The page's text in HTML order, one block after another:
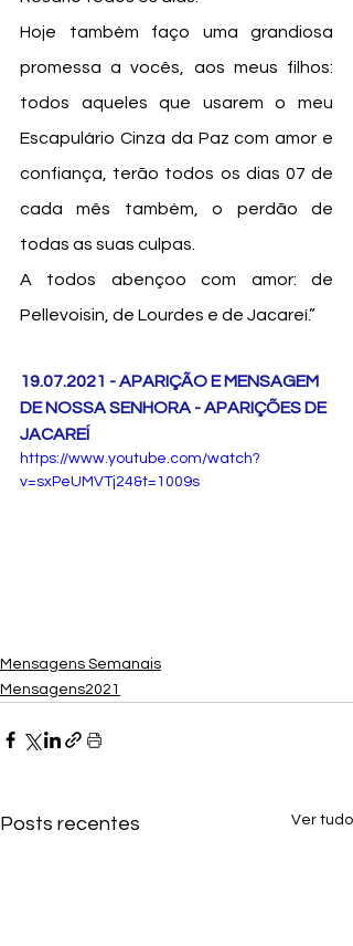
Hoje também faço uma grandiosa
promessa a vocês, aos meus filhos:
todos aqueles que usarem o meu
Escapulário Cinza da Paz com amor e
confiança, terão todos os dias 07 de
cada mês também, o perdão de
todas as suas culpas.
A todos abençoo com amor: de
Pellevoisin, de Lourdes e de Jacareí.”
19.07.2021 - APARIÇÃO E MENSAGEM
DE NOSSA SENHORA - APARIÇÕES DE
JACAREÍ
https://www.youtube.com/watch?
v=sxPeUMVTj24&t=1009s
Mensagens Semanais
Mensagens2021
Posts recentes Ver tudo